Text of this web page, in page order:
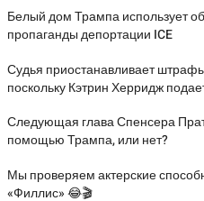
Белый дом Трампа использует
пропаганды депортации ICE
Судья приостанавливает
поскольку Кэтрин Херридж
Следующая глава Спенсера
помощью Трампа, или нет?
Мы проверяем актерские
«Филлис» 😂🎬